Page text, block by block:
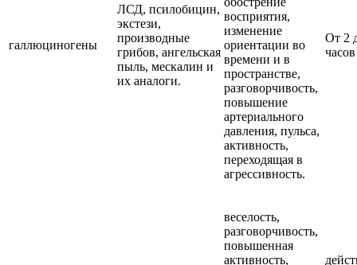
галлюциногены
ЛСД, псилобицин,
экстези,
производные
грибов, ангельская
пыль, мескалин и
их аналоги.
восприятия,
изменение
ориентации во
времени и в
пространстве,
разговорчивость,
повышение
артериального
давления, пульса,
активность,
переходящая в
агрессивность.
От 2
часов
веселость,
разговорчивость,
повышенная
активность,